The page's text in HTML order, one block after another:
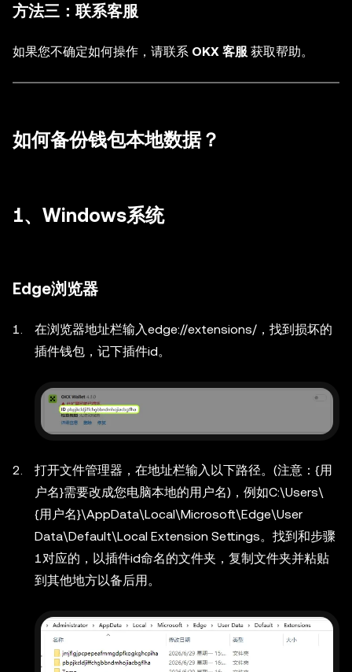
方法三：联系客服
如果您不确定如何操作，请联系 OKX 客服 获取帮助。
如何备份钱包本地数据？
1、Windows系统
Edge浏览器
在浏览器地址栏输入edge://extensions/，找到损坏的
插件钱包，记下插件id。
打开文件管理器，在地址栏输入以下路径。(注意： {用
户名}需要改成您电脑本地的用户名)，例如C:\Users\
{用户名}\AppData\Local\Microsoft\Edge\User
Data\Default\Local Extension Settings。找到和步骤
1对应的，以插件id命名的文件夹，复制文件夹并粘贴
到其他地方以备后用。